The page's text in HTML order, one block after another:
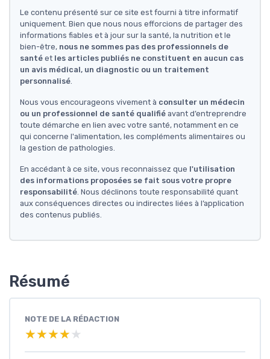
Le contenu présenté sur ce site est fourni à titre informatif
uniquement. Bien que nous nous efforcions de partager des
informations fiables et à jour sur la santé, la nutrition et le
bien-être, nous ne sommes pas des professionnels de
santé et les articles publiés ne constituent en aucun cas
un avis médical, un diagnostic ou un traitement
personnalisé.
Nous vous encourageons vivement à consulter un médecin
ou un professionnel de santé qualifié avant d’entreprendre
toute démarche en lien avec votre santé, notamment en ce
qui concerne l'alimentation, les compléments alimentaires ou
la gestion de pathologies.
En accédant à ce site, vous reconnaissez que l'utilisation
des informations proposées se fait sous votre propre
responsabilité. Nous déclinons toute responsabilité quant
aux conséquences directes ou indirectes liées à l’application
des contenus publiés.
Résumé
NOTE DE LA RÉDACTION
★★★★★
★★★★★